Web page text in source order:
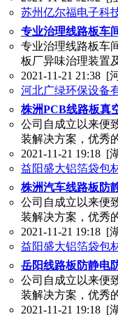
苏州亿尔福电子科
专业治理线路板车
专业治理线路板车
板厂异味治理装置
2021-11-21 21:38 [
河北广绿环保设备
株洲PCB线路板真
公司自成立以来便
装解决方案，优秀
2021-11-21 19:18 [
益阳盛大铝箔袋包
株洲汽车线路板防
公司自成立以来便
装解决方案，优秀
2021-11-21 19:18 [
益阳盛大铝箔袋包
岳阳线路板防静电
公司自成立以来便
装解决方案，优秀
2021-11-21 19:18 [